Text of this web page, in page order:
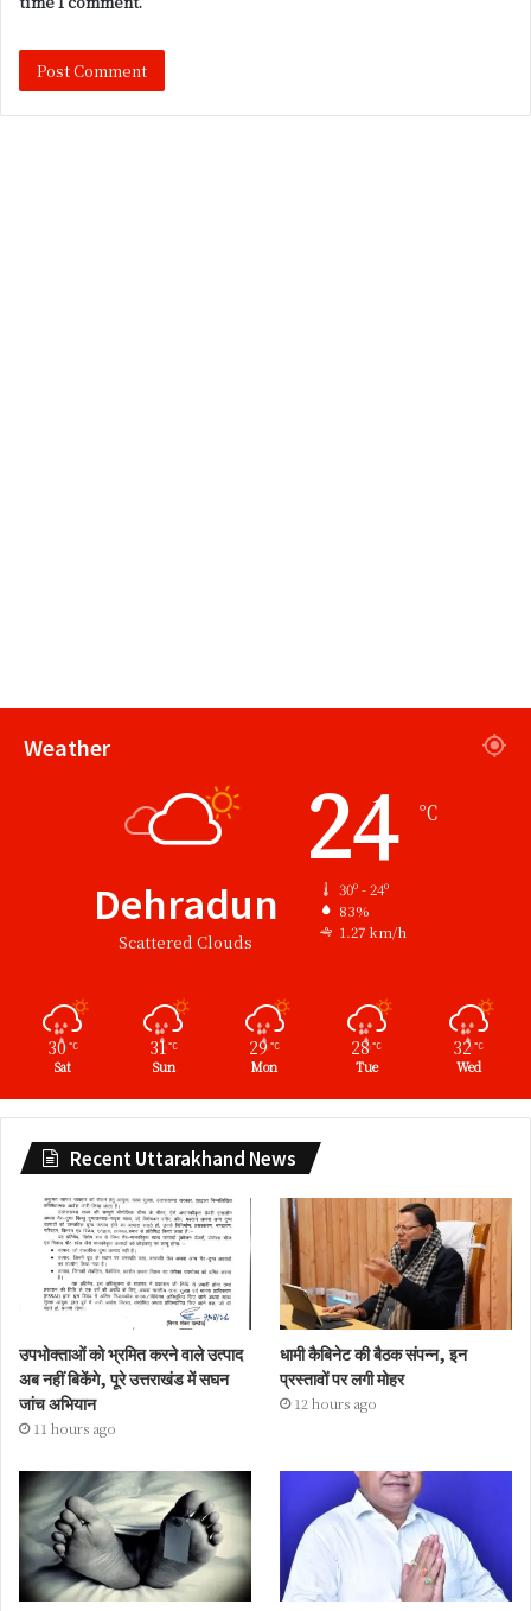
Weather
Dehradun
Scattered Clouds
24 ℃
30º - 24º
83%
1.27 km/h
30 ℃
Sat
31 ℃
Sun
29℃
Mon
28℃
Tue
32℃
Wed
Recent Uttarakhand News
उपभोक्ताओं को भ्रमित करने वाले उत्पाद
अब नहीं बिकेंगे, पूरे उत्तराखंड में सघन
जांच अभियान
11 hours ago
धामी कैबिनेट की बैठक संपन्न, इन
प्रस्तावों पर लगी मोहर
12 hours ago